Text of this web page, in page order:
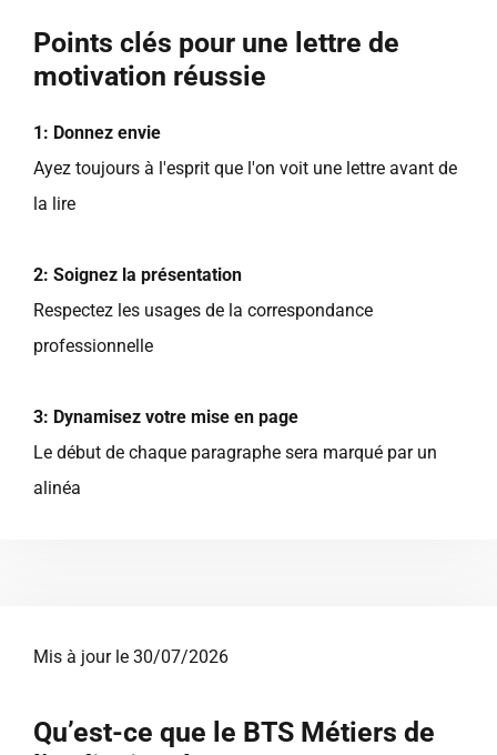
Mis à jour le 30/07/2026
Qu’est-ce que le BTS Métiers de
Points clés pour une lettre de
motivation réussie
1: Donnez envie
Ayez toujours à l'esprit que l'on voit une lettre avant de
la lire
2: Soignez la présentation
Respectez les usages de la correspondance
professionnelle
3: Dynamisez votre mise en page
Le début de chaque paragraphe sera marqué par un
alinéa